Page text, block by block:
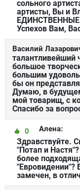
сольного
артисты, Вы и
ЕДИНСТВЕННЫЕ
Успехов Вам,
Василий
талантливейший
большое
большим
бы он
Думаю, в
мой товарищ, с
Спасибо за
Алена:
0
Здравствуйте.
"Потап и
более
"Евровидении"?
замечен, в